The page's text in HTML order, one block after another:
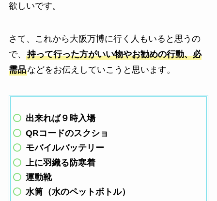
欲しいです。
さて、これから大阪万博に行く人もいると思うの
で、 持って行った方がいい物やお勧めの行動、必
需品などをお伝えしていこうと思います。
出来れば９時入場
QRコードのスクショ
モバイルバッテリー
上に羽織る防寒着
運動靴
水筒（水のペットボトル）